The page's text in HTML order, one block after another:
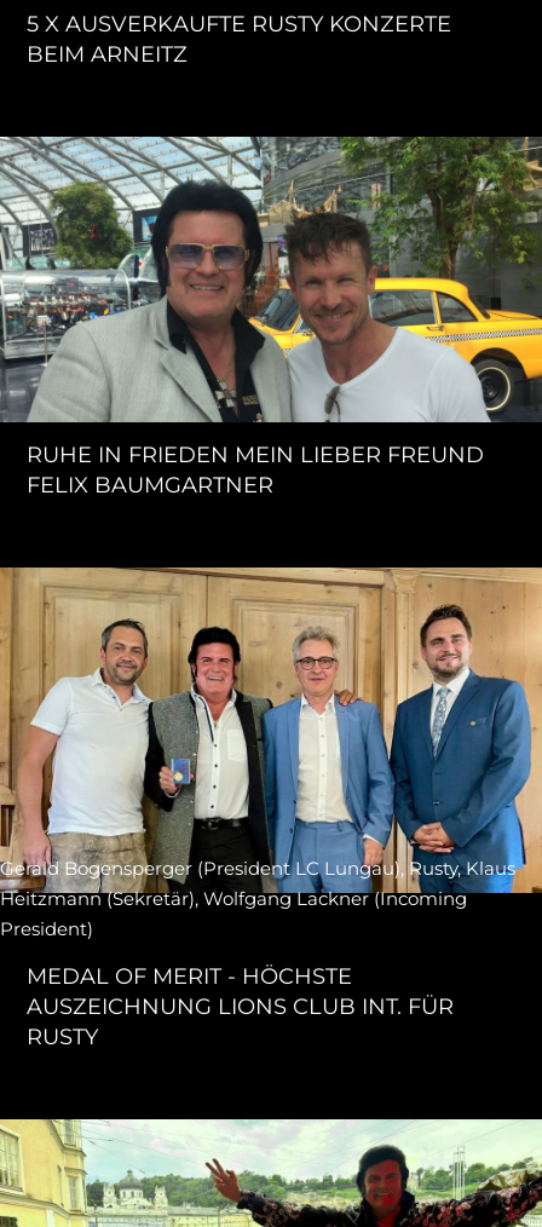
5 X AUSVERKAUFTE RUSTY KONZERTE
BEIM ARNEITZ
RUHE IN FRIEDEN MEIN LIEBER FREUND
FELIX BAUMGARTNER
Gerald Bogensperger (President LC Lungau), Rusty, Klaus
Heitzmann (Sekretär), Wolfgang Lackner (Incoming
President)
MEDAL OF MERIT - HÖCHSTE
AUSZEICHNUNG LIONS CLUB INT. FÜR
RUSTY